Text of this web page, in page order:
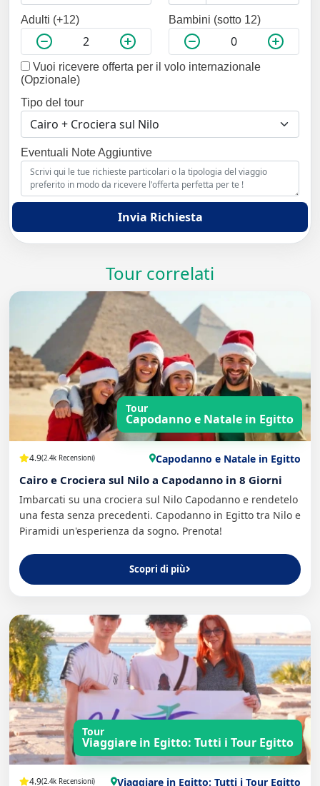
Adulti (+12) Bambini (sotto 12)
Vuoi ricevere offerta per il volo internazionale
(Opzionale)
Tipo del tour
Eventuali Note Aggiuntive
Invia Richiesta
Tour correlati
Tour
Capodanno e Natale in Egitto
4.9(2.4k Recensioni) Capodanno e Natale in Egitto
Cairo e Crociera sul Nilo a Capodanno in 8 Giorni
Imbarcati su una crociera sul Nilo Capodanno e rendetelo
una festa senza precedenti. Capodanno in Egitto tra Nilo e
Piramidi un'esperienza da sogno. Prenota!
Scopri di più
Tour
Viaggiare in Egitto: Tutti i Tour Egitto
4.9(2.4k Recensioni) Viaggiare in Egitto: Tutti i Tour Egitto